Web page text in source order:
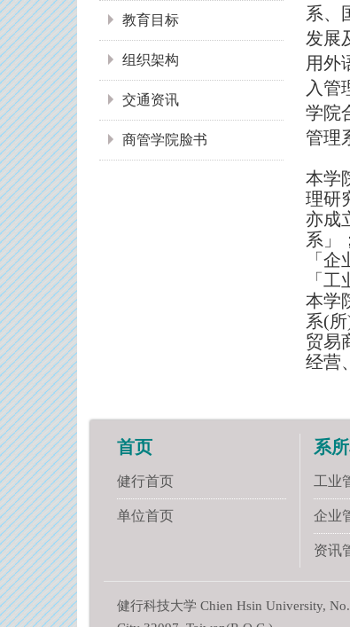
教育目标
组织架构
交通资讯
商管学院脸书
系、
发展
用外
入管
学院
管理
本学
理研
亦成
系」
「
「
本学
系(
贸易
经营
首页
健行首页
单位首页
系
工业
企业
资讯
健行科技大学 Chien Hsin University,